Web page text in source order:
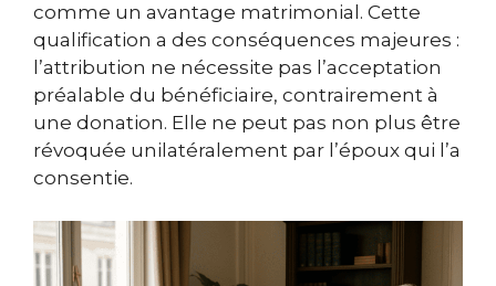
comme un avantage matrimonial. Cette
qualification a des conséquences majeures :
l’attribution ne nécessite pas l’acceptation
préalable du bénéficiaire, contrairement à
une donation. Elle ne peut pas non plus être
révoquée unilatéralement par l’époux qui l’a
consentie.